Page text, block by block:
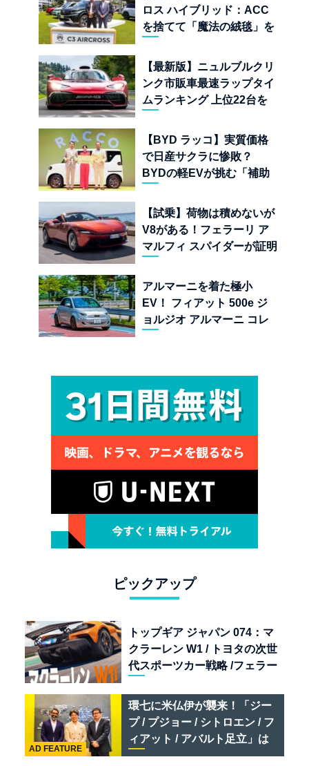
ロス ハイブリッド：ACC
を捨てて「魔法の絨毯」を
児
【最新版】ニュルブルクリ
ンク市販車最速ラップタイ
ムランキング 上位22台を
【BYD ラッコ】実質価格
で日産サクラに惨敗？
BYDの軽EVが挑む「補助
界
【試乗】荷物は積めないが
V8がある！フェラーリ ア
マルフィ スパイダーが証明
ーの至福
アルマーニを着た極小
EV！ フィアット 500e ジ
ョルジオ アルマーニ コレ
ピックアップ
トップギア ジャパン 074：マ
クラーレン W1 / トヨタの次世
代スポーツカー戦略 /フェラー
リオ /ベントレー スーパース
ポーツ
環七に米仏伊が襲来！「ジー
プ / プジョー / シトロエン / フ
ィアット / アバルト足立」は
クルマのセレクトショップで
AD FEATURE